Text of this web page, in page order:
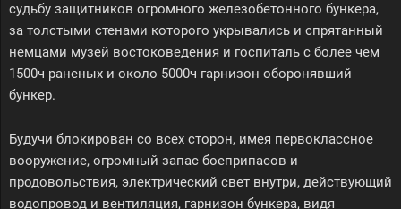
судьбу защитников огромного железобетонного бункера,
за толстыми стенами которого укрывались и спрятанный
немцами музей востоковедения и госпиталь с более чем
1500ч раненых и около 5000ч гарнизон оборонявший
бункер.
Будучи блокирован со всех сторон, имея первоклассное
вооружение, огромный запас боеприпасов и
продовольствия, электрический свет внутри, действующий
водопровод и вентиляция, гарнизон бункера, видя